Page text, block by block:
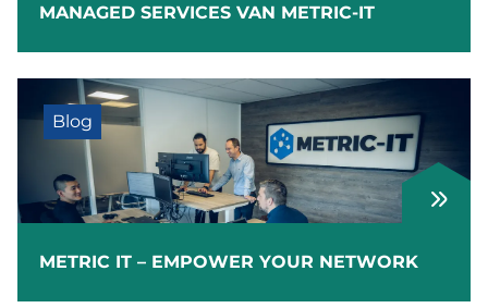
MANAGED SERVICES VAN METRIC-IT
Blog
METRIC IT – EMPOWER YOUR NETWORK